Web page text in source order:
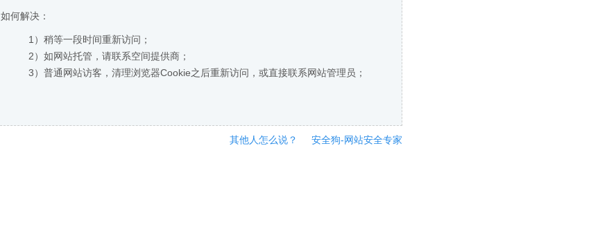
如何解决：
1）稍等一段时间重新访问；
2）如网站托管，请联系空间提供商；
3）普通网站访客，清理浏览器Cookie之后重新访问，或直接联系网站管理员；
其他人怎么说？ 安全狗-网站安全专家